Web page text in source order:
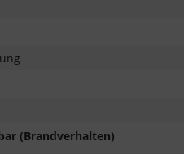
(Brandverhalten)